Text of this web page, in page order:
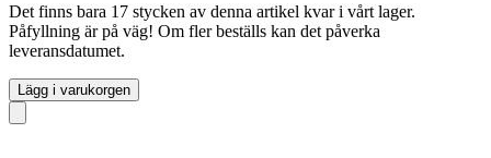
Det finns bara 17 stycken av denna artikel kvar i vårt lager.
Påfyllning är på väg! Om fler beställs kan det påverka
leveransdatumet.
Lägg i varukorgen